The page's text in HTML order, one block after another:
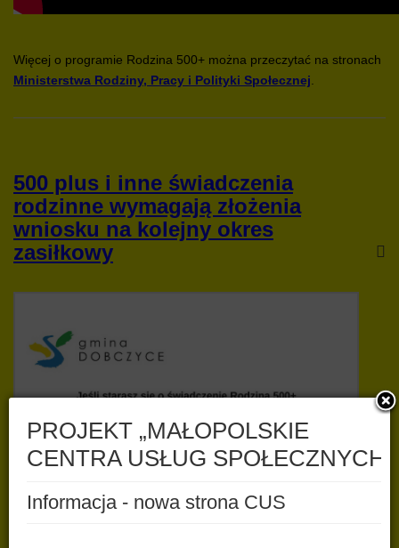
Więcej o programie Rodzina 500+ można przeczytać na stronach
Ministerstwa Rodziny, Pracy i Polityki Społecznej
500 plus i inne świadczenia
rodzinne wymagają złożenia
wniosku na kolejny okres
zasiłkowy